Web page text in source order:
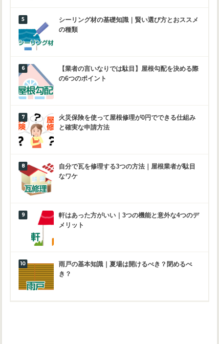
シーリング材の基礎知識｜賢い選び方とおススメ
の種類
【業者の言いなりでは駄目】屋根勾配を決める際
の6つのポイント
火災保険を使って屋根修理が0円でできる仕組み
と確実な申請方法
自分で瓦を修理する3つの方法｜屋根業者が駄目
なワケ
軒はあった方がいい｜3つの機能と意外な4つのデ
メリット
雨戸の基本知識｜夏場は開けるべき？閉めるべ
き？